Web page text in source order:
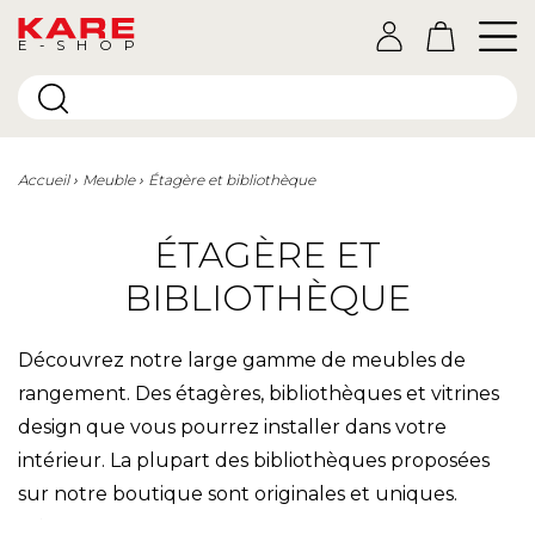
E-SHOP
Accueil Meuble Étagère et bibliothèque
ÉTAGÈRE ET
BIBLIOTHÈQUE
Découvrez notre large gamme de meubles de
rangement. Des étagères, bibliothèques et vitrines
design que vous pourrez installer dans votre
intérieur. La plupart des bibliothèques proposées
sur notre boutique sont originales et uniques.